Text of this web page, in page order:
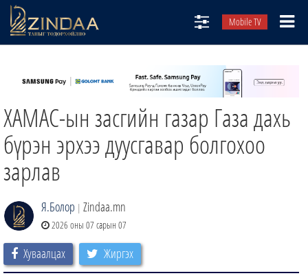
Mobile TV
ТВ8
ӨГЛӨӨНИЙ СОНИН
ЗИНДАА СЭТГҮҮЛ
ХАМАС-ын засгийн газар Газа дахь
бүрэн эрхээ дуусгавар болгохоо
зарлав
Я.Болор | Zindaa.mn
2026 оны 07 сарын 07
Хуваалцах Жиргэх